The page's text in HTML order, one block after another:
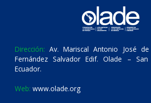
Dirección: Av. Mariscal Antonio José
Fernández Salvador Edif. Olade –
Ecuador.
Web: www.olade.org